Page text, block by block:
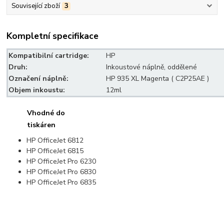
Související zboží 3
Kompletní specifikace
Kompatibilní cartridge:
HP
Druh:
Inkoustové náplně, oddělené
Označení náplně:
HP 935 XL Magenta ( C2P25AE )
Objem inkoustu:
12ml
Vhodné do
tiskáren
HP OfficeJet 6812
HP OfficeJet 6815
HP OfficeJet Pro 6230
HP OfficeJet Pro 6830
HP OfficeJet Pro 6835